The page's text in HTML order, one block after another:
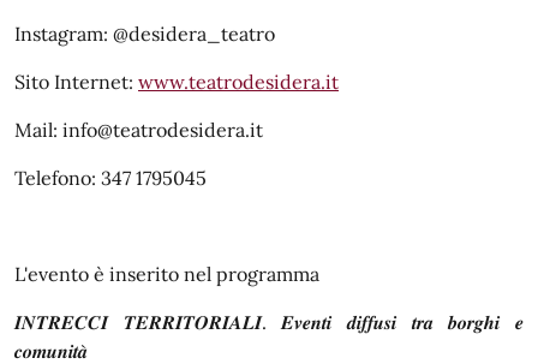
Instagram: @desidera_teatro
Sito Internet: www.teatrodesidera.it
Mail: info@teatrodesidera.it
Telefono: 347 1795045
L'evento è inserito nel programma
𝑰𝑵𝑻𝑹𝑬𝑪𝑪𝑰 𝑻𝑬𝑹𝑹𝑰𝑻𝑶𝑹𝑰𝑨𝑳𝑰. 𝑬𝒗𝒆𝒏𝒕𝒊 𝒅𝒊𝒇𝒇𝒖𝒔𝒊 𝒕𝒓𝒂 𝒃𝒐𝒓𝒈𝒉𝒊 𝒆
𝒄𝒐𝒎𝒖𝒏𝒊𝒕𝒂̀